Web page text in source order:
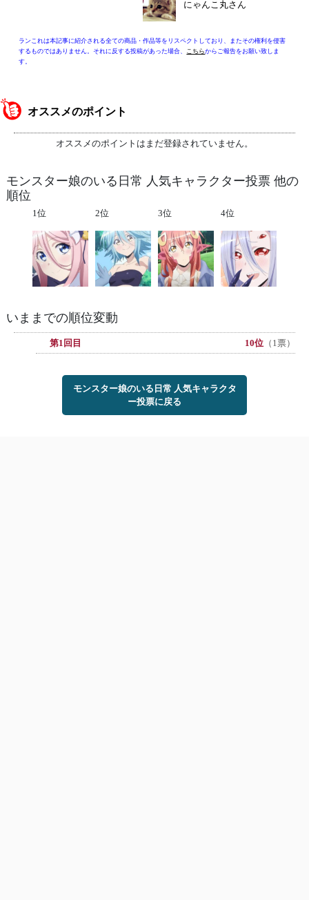
にゃんこ丸さん
ランこれは本記事に紹介される全ての商品・作品等をリスペクトしており、またその権利を侵害
するものではありません。それに反する投稿があった場合、
こちらからご報告をお願い致しま
す。
オススメのポイント
オススメのポイントはまだ登録されていません。
モンスター娘のいる日常 人気キャラクター投票 他の
順位
1位 2位 3位 4位
いままでの順位変動
第1回目 10位 （1票）
モンスター娘のいる日常 人気キャラクタ
ー投票に戻る